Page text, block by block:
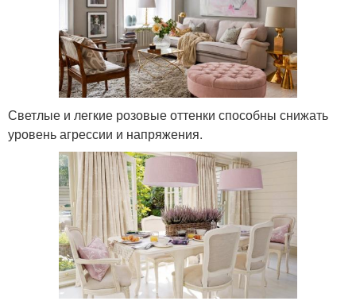
Светлые и легкие розовые оттенки способны снижать
уровень агрессии и напряжения.